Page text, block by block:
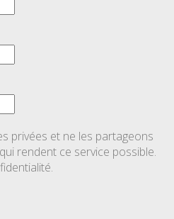
privées et ne les partageons
rendent ce service possible.